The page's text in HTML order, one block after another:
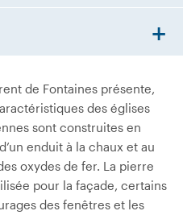
de Fontaines présente,
des églises
sont construites en
enduit à la chaux et au
oxydes de fer. La pierre
pour la façade, certains
des fenêtres et les